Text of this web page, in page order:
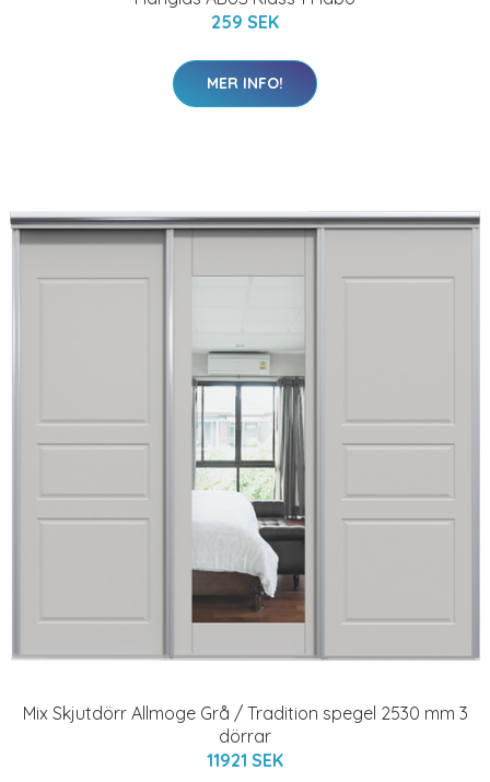
259 SEK
MER INFO!
Mix Skjutdörr Allmoge Grå / Tradition spegel 2530 mm 3
dörrar
11921 SEK